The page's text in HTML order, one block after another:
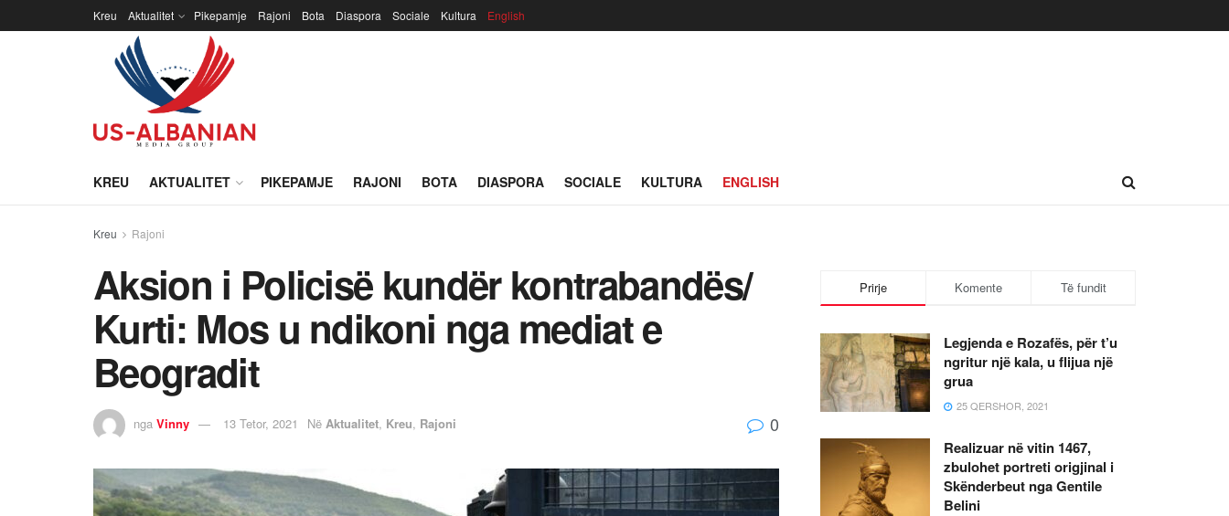
Kreu Aktualitet Pikepamje Rajoni Bota Diaspora Sociale Kultura English
KREU AKTUALITET PIKEPAMJE RAJONI BOTA DIASPORA SOCIALE KULTURA ENGLISH
Kreu Rajoni
Aksion i Policisë kundër kontrabandës/
Kurti: Mos u ndikoni nga mediat e
Beogradit
nga Vinny 13 Tetor, 2021 Në Aktualitet, Kreu, Rajoni 0
Prirje Komente Të fundit
Legjenda e Rozafës, për t’u
ngritur një kala, u flijua një
grua
25 QERSHOR, 2021
Realizuar në vitin 1467,
zbulohet portreti origjinal i
Skënderbeut nga Gentile
Belini